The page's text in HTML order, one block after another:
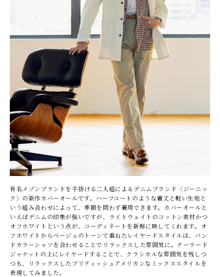
有名メゾンブランドを手掛ける二人組によるデニムブランド〈ジーニッ
ク〉の新作カバーオールです。ハーフコートのような着丈と軽い生地と
いう組み合わせによって、季節を問わず着用できます。カバーオールと
いえばデニムの印象が強いですが、ライトウェイトのコットン素材かつ
オフホワイトという点が、コーディネートを新鮮に映してくれます。オ
フホワイトからベージュのトーンで重ねたレイヤードスタイルは、バン
ドカラーシャツを合わせることでリラックスした雰囲気に。テーラード
ジャケットの上にレイヤードすることで、クラシカルな雰囲気を残しつ
つも、リラックスしたブリティッシュアメリカンなミックススタイルを
表現してみました。